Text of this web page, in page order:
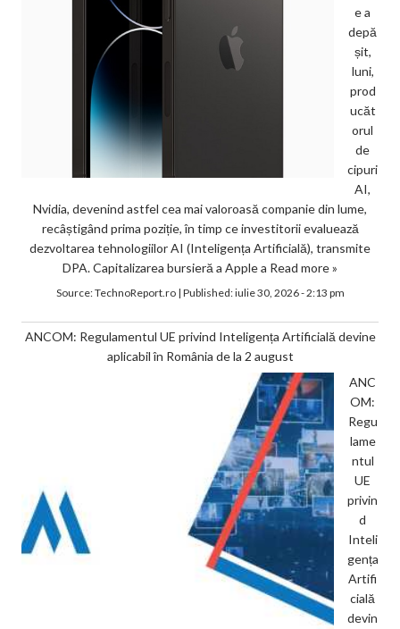
e a
depă
șit,
luni,
prod
ucăt
orul
de
cipuri
AI,
Nvidia, devenind astfel cea mai valoroasă companie din lume,
recâștigând prima poziție, în timp ce investitorii evaluează
dezvoltarea tehnologiilor AI (Inteligența Artificială), transmite
DPA. Capitalizarea bursieră a Apple a Read more »
Source:TechnoReport.ro| Published:iulie 30, 2026 - 2:13 pm
ANCOM: Regulamentul UE privind Inteligența Artificială devine
aplicabil în România de la 2 august
ANC
OM:
Regu
lame
ntul
UE
privin
d
Inteli
gența
Artifi
cială
devin